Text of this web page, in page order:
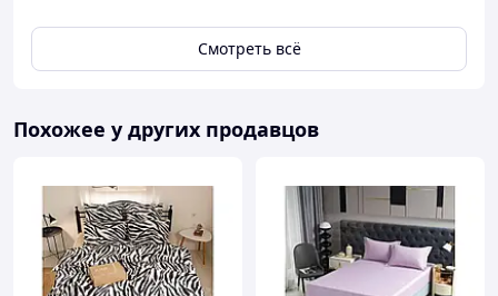
Смотреть всё
Похожее у других продавцов